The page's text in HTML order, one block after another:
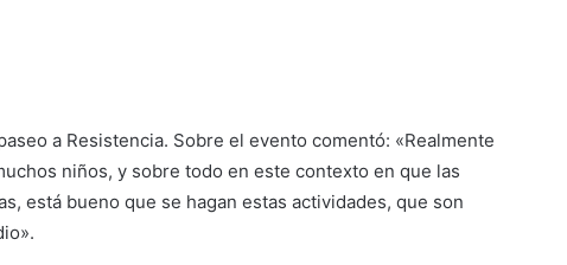
a Resistencia. Sobre el evento comentó: «Realmente
niños, y sobre todo en este contexto en que las
está bueno que se hagan estas actividades, que son